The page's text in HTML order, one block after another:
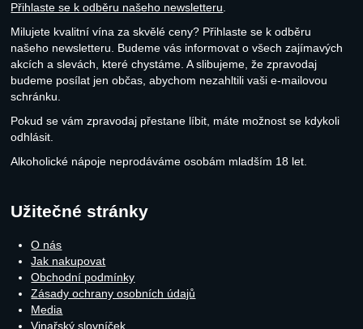
Přihlaste se k odběru našeho newsletteru
Milujete kvalitní vína za skvělé ceny? Přihlaste se k odběru
našeho newsletteru. Budeme vás informovat o všech zajímavých
akcích a slevách, které chystáme. A slibujeme, že zpravodaj
budeme posílat jen občas, abychom nezahltili vaši e-mailovou
schránku.
Pokud se vám zpravodaj přestane líbit, máte možnost se kdykoli
odhlásit.
Alkoholické nápoje neprodáváme osobám mladším 18 let.
Užitečné stránky
O nás
Jak nakupovat
Obchodní podmínky
Zásady ochrany osobních údajů
Media
Vinařský slovníček